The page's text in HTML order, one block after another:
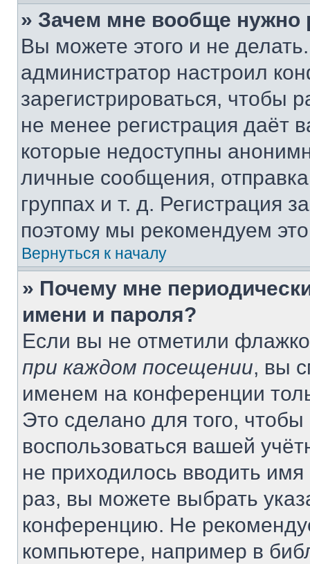
» Зачем мне вообще нужно
Вы можете этого и не
администратор настроил
зарегистрироваться, чтобы
не менее регистрация даёт
которые недоступны
личные сообщения,
группах и т. д. Регистрация
поэтому мы рекомендуем
Вернуться к началу
» Почему мне
имени и пароля?
Если вы не отметили
при каждом посещении, вы
именем на конференции
Это сделано для того, чтобы
воспользоваться вашей
не приходилось вводить
раз, вы можете выбрать
конференцию. Не
компьютере, например в